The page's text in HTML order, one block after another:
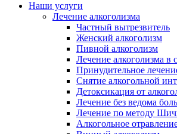
Наши услуги
Лечение алкоголизма
Частный вытрезвитель
Женский алкоголизм
Пивной алкоголизм
Лечение алкоголизма в
Принудительное
Снятие алкогольной
Детоксикация от
Лечение без ведома
Лечение по методу
Алкогольное